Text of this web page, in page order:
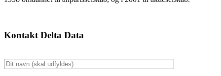
Kontakt Delta Data